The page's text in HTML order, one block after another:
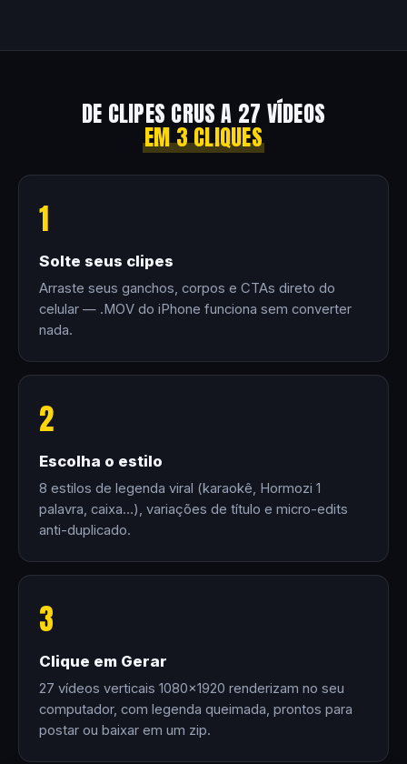
DE CLIPES CRUS A 27 VÍDEOS
EM 3 CLIQUES
1
Solte seus clipes
Arraste seus ganchos, corpos e CTAs direto do
celular — .MOV do iPhone funciona sem converter
nada.
2
Escolha o estilo
8 estilos de legenda viral (karaokê, Hormozi 1
palavra, caixa…), variações de título e micro-edits
anti-duplicado.
3
Clique em Gerar
27 vídeos verticais 1080×1920 renderizam no seu
computador, com legenda queimada, prontos para
postar ou baixar em um zip.